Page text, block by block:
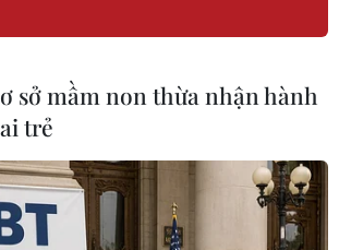
sở mầm non thừa nhận hành
trẻ